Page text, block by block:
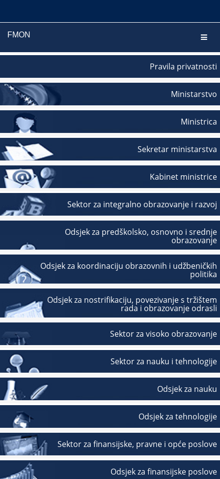
FMON
Pravila privatnosti
Ministarstvo
Ministrica
Sekretar ministarstva
Kabinet ministrice
Sektor za integralno obrazovanje i razvoj
Odsjek za predškolsko, osnovno i srednje
obrazovanje
Odsjek za koordinaciju obrazovnih i udžbeničkih
politika
Odsjek za nostrifikaciju, povezivanje s tržištem
rada i obrazovanje odrasli
Sektor za visoko obrazovanje
Sektor za nauku i tehnologije
Odsjek za nauku
Odsjek za tehnologije
Sektor za finansijske, pravne i opće poslove
Odsjek za finansijske poslove